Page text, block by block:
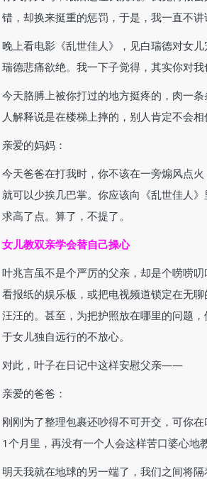
错，却换来挺重的惩罚，于是，我一直不
晚上看电影《乱世佳人》，见白瑞德对女
瑞德悲痛欲绝。我一下子觉得，其实你对我
今天胳膊上被你打过的地方挺疼的，肉一
人解释说是在楼梯上摔的，别人肯定不会
亲爱的妈妈：
今天爸爸在打我时，你不该在一旁煽风点
就可以少挨几巴掌。你应该向《乱世佳人
求高了点。算了，不提了。
女儿教双亲学会替自己操心
叶兆言虽不是个严厉的父亲，却是个唠唠
看报纸的娱乐板，或把电视频道锁定在无
汪汪的。甚至，为把护照放在哪里的问题
于女儿独自远行的不放心。
对此，叶子在日记中这样安慰父亲——
亲爱的爸爸：
刚刚为了整理包裹还吵得不可开交，可你
1个月里，再没有一个人会这样苦口婆心地
明天我就在地球的另一端了，我们之间将